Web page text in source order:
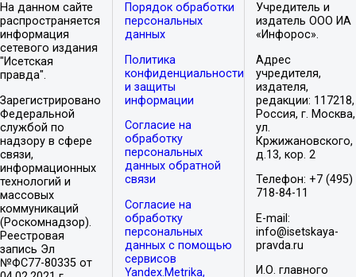
На данном сайте
распространяется
информация
сетевого издания
"Исетская
правда".
Зарегистрировано
Федеральной
службой по
надзору в сфере
связи,
информационных
технологий и
массовых
коммуникаций
(Роскомнадзор).
Реестровая
запись Эл
№ФС77-80335 от
Порядок обработки
персональных
данных
Политика
конфиденциальности
и защиты
информации
Согласие на
обработку
персональных
данных обратной
связи
Согласие на
обработку
персональных
данных с помощью
сервисов
Yandex.Metrika,
Учредитель и
издатель ООО ИА
«Инфорос».
Адрес
учредителя,
издателя,
редакции: 117218,
Россия, г. Москва,
ул.
Кржижановского,
д.13, кор. 2
Телефон: +7 (495)
718-84-11
E-mail:
info@isetskaya-
pravda.ru
И.О. главного